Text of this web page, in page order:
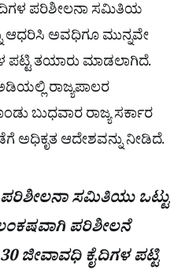
ಪರಿಶೀಲನಾ ಸಮಿತಿಯ
ಆಧರಿಸಿ ಅವಧಿಗೂ ಮುನ್ನವೇ
ಪಟ್ಟಿ ತಯಾರು ಮಾಡಲಾಗಿದೆ.
ರಾಜ್ಯಪಾಲರ
ಬುಧವಾರ ರಾಜ್ಯ ಸರ್ಕಾರ
ಅಧಿಕೃತ ಆದೇಶವನ್ನು ನೀಡಿದೆ.
ಪರಿಶೀಲನಾ ಸಮಿತಿಯು ಒಟ್ಟು
ಪರಿಶೀಲನೆ
ಜೀವಾವಧಿ ಕೈದಿಗಳ ಪಟ್ಟಿ